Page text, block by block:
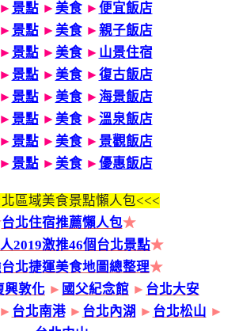
► 景點 ► 美食► 便宜飯店
► 景點 ► 美食► 親子飯店
景點 ► 美食► 山景住宿
► 景點 ► 美食► 復古飯店
► 景點 ► 美食► 海景飯店
► 景點 ► 美食► 溫泉飯店
景點 ► 美食► 景觀飯店
景點 ► 美食► 優惠飯店
區域美食景點懶人包<<<
台北住宿推薦懶人包★
2019激推46個台北景點★
北捷運美食地圖總整理★
興敦化 ► 國父紀念館 ► 台北大安
► 台北南港 ► 台北內湖 ► 台北松山 ►